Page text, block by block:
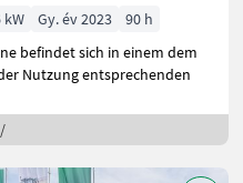
kW Gy. év 2023
90 h
befindet sich in einem dem
Nutzung entsprechenden